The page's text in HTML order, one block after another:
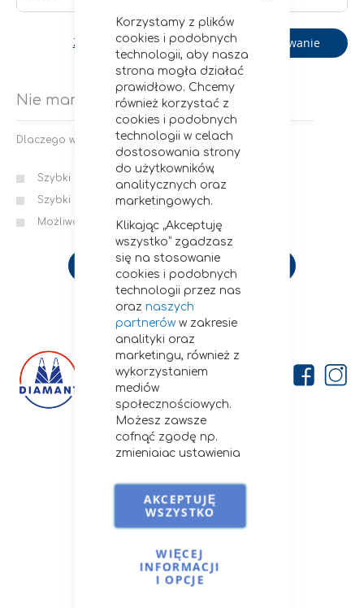
Zamknij
Korzystamy z plików
cookies i podobnych
technologii, aby nasza
strona mogła działać
prawidłowo. Chcemy
również korzystać z
cookies i podobnych
technologii w celach
dostosowania strony
do użytkowników,
analitycznych oraz
marketingowych.
Klikając „Akceptuję
wszystko” zgadzasz
się na stosowanie
cookies i podobnych
technologii przez nas
oraz naszych
partneróww zakresie
analityki oraz
marketingu, również z
wykorzystaniem
mediów
społecznościowych.
Możesz zawsze
cofnąć zgodę np.
zmieniając ustawienia
lub zmieniając
ustawienia
przeglądarki.
przez nas cookies i
podobnych
technologii znajdziesz
AKCEPTUJĘ
WSZYSTKO
WIĘCEJ
INFORMACJI
I OPCJE
Logowanie
Zapomniałeś hasła?
Nie mam konta
Dlaczego warto założyć u nas konto?
Szybki i wygodny proces zamawiania
Szybki dostęp do statusów i historii zamówień
Możliwość zapisania wielu adresów wysyłki
Utwórz konto
Firma
Kontakt
Porady i przepisy